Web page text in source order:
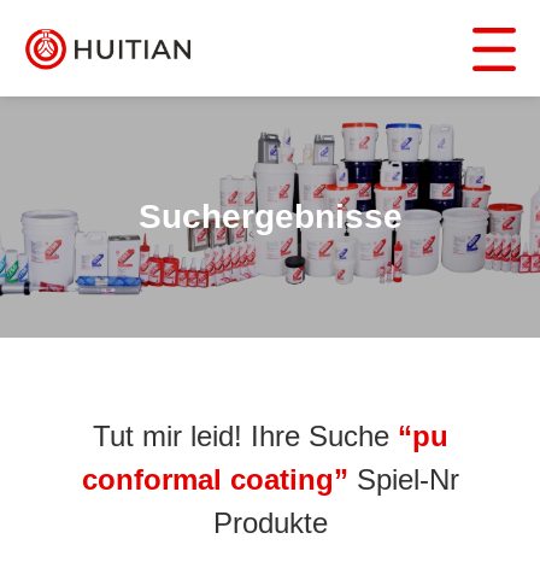
Suchergebnisse
Tut mir leid! Ihre Suche “pu
conformal coating” Spiel-Nr
Produkte